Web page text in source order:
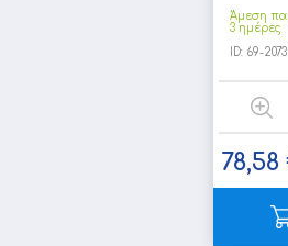
Άμεση
3 ημέρες
ID:69-